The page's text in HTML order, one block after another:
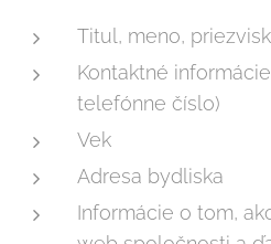
Titul, meno,
Kontaktné
telefónne číslo)
Vek
Adresa bydliska
Informácie o tom,